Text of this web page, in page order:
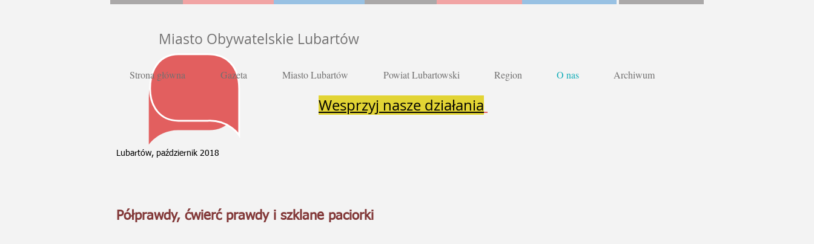
Miasto Obywatelskie Lubartów
Strona główna Gazeta Miasto Lubartów Powiat Lubartowski Region O nas Archiwum
Wesprzyj nasze działania
Lubartów, październik 2018
Półprawdy, ćwierć prawdy i szklane paciorki